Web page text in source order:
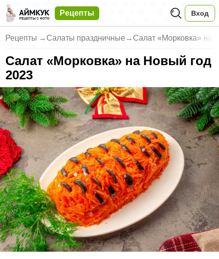
Рецепты Вход
Рецепты → Салаты праздничные → Салат «Морковка» на
Салат «Морковка» на Новый год
2023